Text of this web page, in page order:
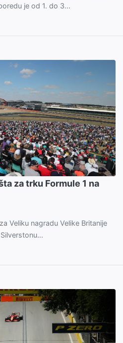
je od 1. do 3...
za trku Formule 1 na
Veliku nagradu Velike Britanije